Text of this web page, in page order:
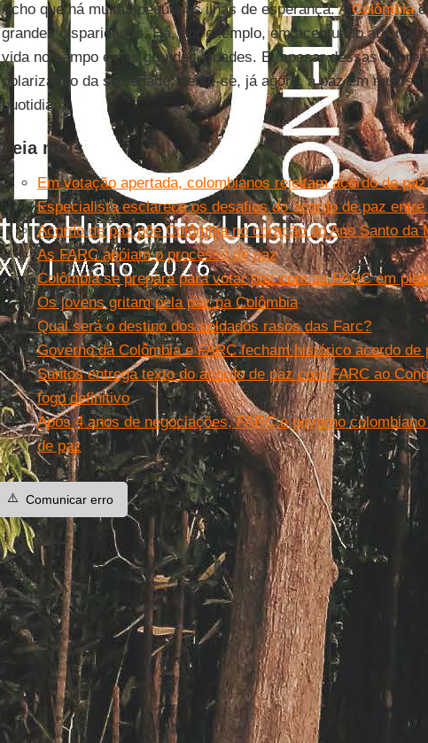
Acho que há muitas pequenas ilhas de esperança. AColômbiaé
grandes disparidades. Há, por exemplo, em acentuado abismo
vida no campo e nas grandes cidades. E, apesar dessas
polarização da sociedade, sente-se, já agora, a paz em
quotidiana.
Leia mais
Em votação apertada, colombianos rejeitam acordo de
Especialista esclarece os desafios do acordo de paz
Acordo de paz põe Colômbia no coração do Ano Santo da
As FARC apóiam o processo de paz
Colômbia se prepara para votar paz com as FARC em
Os jovens gritam pela paz na Colômbia
Qual será o destino dos soldados rasos das Farc?
Governo da Colômbia e FARC fecham histórico acordo de
Santos entrega texto do acordo de paz com FARC ao
fogo definitivo
Após 4 anos de negociações, FARC e governo
de paz
⚠️ Comunicar erro